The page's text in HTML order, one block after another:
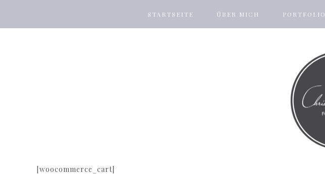
STARTSEITE ÜBER MICH PORTFOLIO
[woocommerce_cart]